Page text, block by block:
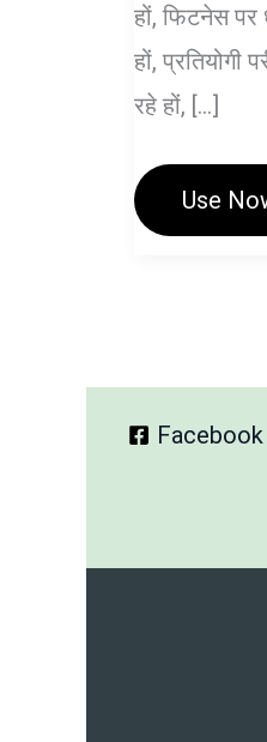
हों, फिटनेस पर
हों, प्रतियोगी
रहे हों, […]
Daily
दैनिक
Chart
Use
Facebook